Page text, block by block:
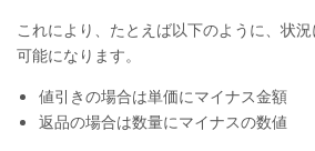
これにより、たとえば以下のように、状
可能になります。
値引きの場合は単価にマイナス金額
返品の場合は数量にマイナスの数値